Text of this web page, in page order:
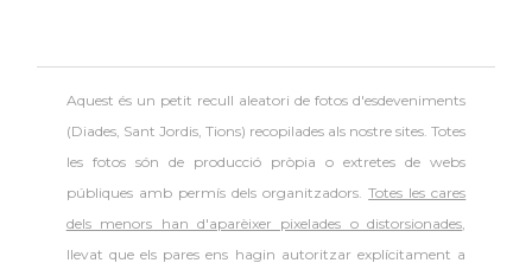
Aquest és un petit recull aleatori defotos d'esdeveniments
(Diades, Sant Jordis, Tions) recopilades als nostre sites. Totes
les fotos són de producció pròpia o extretes de webs
públiques amb permís dels organitzadors.Totes les cares
dels menors han d'aparèixer pixelades o distorsionades,
llevat que els pares ens hagin autoritzar explícitament a